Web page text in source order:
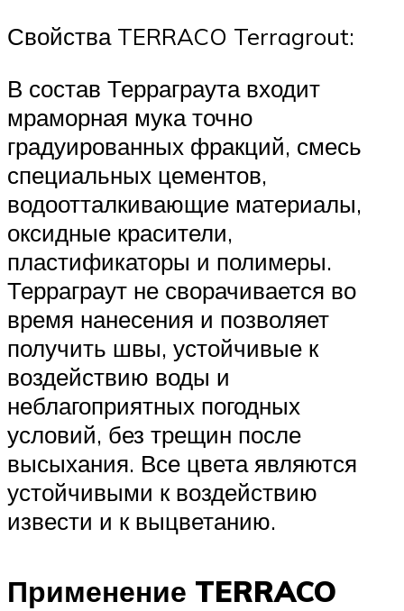
Свойства TERRACO Terragrout:
В состав Терраграута входит
мраморная мука точно
градуированных фракций, смесь
специальных цементов,
водоотталкивающие материалы,
оксидные красители,
пластификаторы и полимеры.
Терраграут не сворачивается во
время нанесения и позволяет
получить швы, устойчивые к
воздействию воды и
неблагоприятных погодных
условий, без трещин после
высыхания. Все цвета являются
устойчивыми к воздействию
извести и к выцветанию.
Применение TERRACO